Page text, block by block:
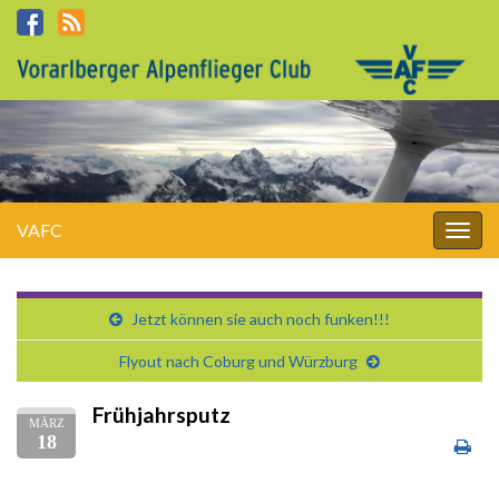
VAFC
Jetzt können sie auch noch funken!!!
Flyout nach Coburg und Würzburg
MÄRZ
18
Frühjahrsputz